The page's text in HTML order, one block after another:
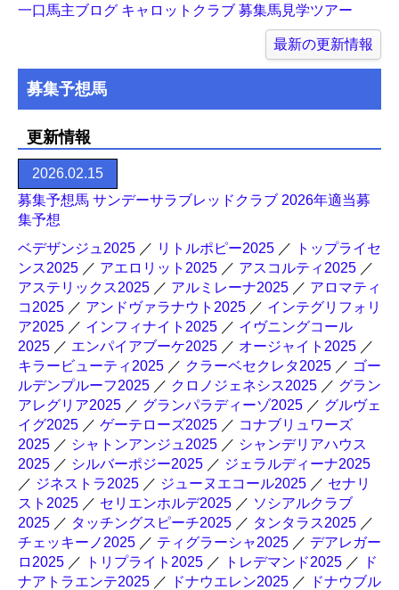
一口馬主ブログ キャロットクラブ 募集馬見学ツアー
最新の更新情報
募集予想馬
更新情報
2026.02.15
募集予想馬 サンデーサラブレッドクラブ 2026年適当募
集予想
ベデザンジュ2025 ／ リトルポピー2025 ／
トップライセ
ンス2025 ／ アエロリット2025 ／ アスコルティ2025 ／
アステリックス2025 ／ アルミレーナ2025 ／ アロマティ
コ2025 ／ アンドヴァラナウト2025 ／ インテグリフォリ
ア2025 ／ インフィナイト2025 ／ イヴニングコール
2025 ／ エンパイアブーケ2025 ／ オージャイト2025 ／
キラービューティ2025 ／ クラーベセクレタ2025 ／ ゴー
ルデンプルーフ2025 ／ クロノジェネシス2025 ／ グラン
アレグリア2025 ／ グランパラディーゾ2025 ／ グルヴェ
イグ2025 ／ ゲーテローズ2025 ／ コナブリュワーズ
2025 ／ シャトンアンジュ2025 ／ シャンデリアハウス
2025 ／ シルバーポジー2025 ／ ジェラルディーナ2025
／ ジネストラ2025 ／ ジューヌエコール2025 ／ セナリ
スト2025 ／ セリエンホルデ2025 ／ ソシアルクラブ
2025 ／ タッチングスピーチ2025 ／ タンタラス2025 ／
チェッキーノ2025 ／ ティグラーシャ2025 ／ デアレガー
ロ2025 ／ トリプライト2025 ／ トレデマンド2025 ／
ド
ナアトラエンテ2025 ／ ドナウエレン2025 ／
ドナウブル